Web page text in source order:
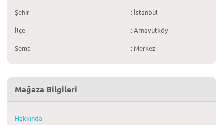
Şehir : İstanbul
İlçe : Arnavutköy
Semt : Merkez
Mağaza Bilgileri
Hakkında